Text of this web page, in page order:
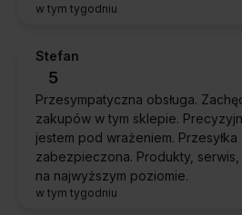
w tym tygodniu
Stefan
5
Przesympatyczna obsługa.
zakupów w tym sklepie.
jestem pod wrażeniem. Przesyłka
zabezpieczona. Produkty,
na najwyższym poziomie.
w tym tygodniu